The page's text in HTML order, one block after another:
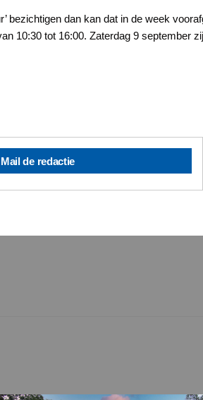
bezichtigen dan kan dat in de week
10:30 tot 16:00. Zaterdag 9 september
de redactie